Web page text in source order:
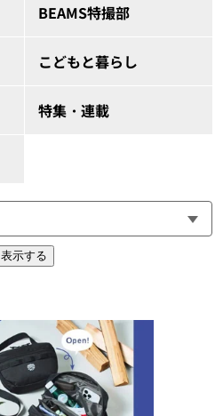
BEAMS特撮部
こどもと暮らし
特集・連載
表示する